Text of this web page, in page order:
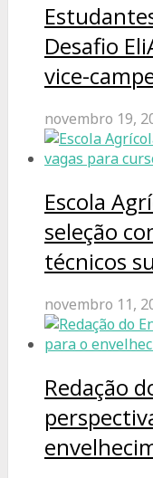
Desafio
vice-
novembro 19,
Escola
seleção
técnicos
novembro 11,
Redação